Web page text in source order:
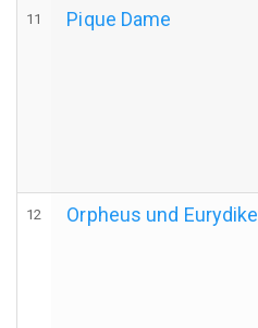
11 Pique Dame
12 Orpheus und Eurydike